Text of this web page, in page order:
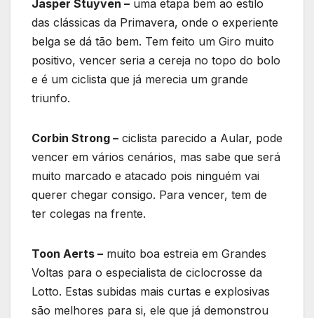
Jasper Stuyven – uma etapa bem ao estilo
das clássicas da Primavera, onde o experiente
belga se dá tão bem. Tem feito um Giro muito
positivo, vencer seria a cereja no topo do bolo
e é um ciclista que já merecia um grande
triunfo.
Corbin Strong – ciclista parecido a Aular, pode
vencer em vários cenários, mas sabe que será
muito marcado e atacado pois ninguém vai
querer chegar consigo. Para vencer, tem de
ter colegas na frente.
Toon Aerts – muito boa estreia em Grandes
Voltas para o especialista de ciclocrosse da
Lotto. Estas subidas mais curtas e explosivas
são melhores para si, ele que já demonstrou